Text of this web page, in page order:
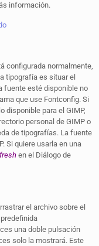
información.
configurada normalmente,
tipografía es situar el
fuente esté disponible no
que use Fontconfig. Si
disponible para el GIMP,
personal de GIMP o
de tipografías. La fuente
Si quiere usarla en una
en el Diálogo de
el archivo sobre el
una doble pulsación
solo la mostrará. Este